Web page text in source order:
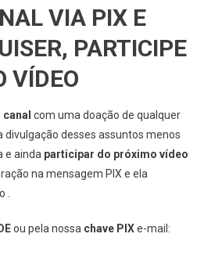
VIA PIX E
PARTICIPE
VÍDEO
com uma doação de qualquer
divulgação desses assuntos menos
e ainda participar do próximo vídeo
na mensagem PIX e ela
.
ou pela nossa chave PIXe-mail: